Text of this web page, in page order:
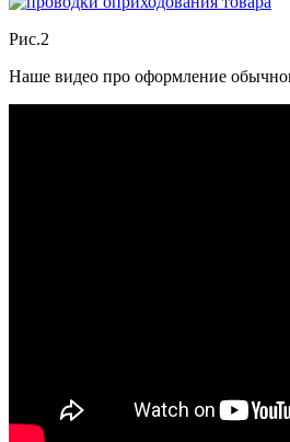
Рис.2
Наше видео про оформление